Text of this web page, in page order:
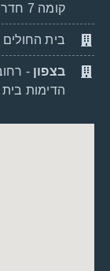
קומה 7 חדר 1
בית
בצפון
הדימות